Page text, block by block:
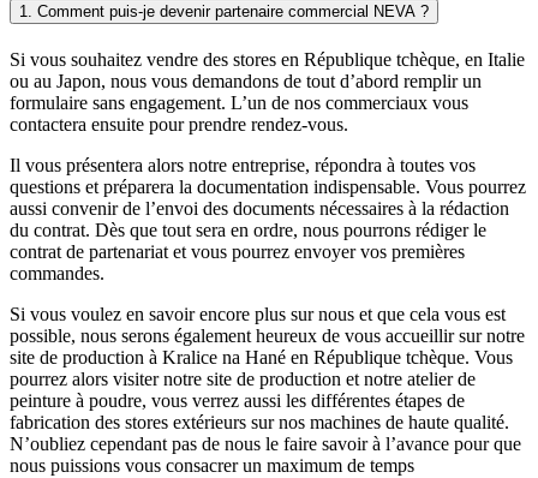
1. Comment puis-je devenir partenaire commercial NEVA ?
Si vous souhaitez vendre des stores en République tchèque, en Italie
ou au Japon, nous vous demandons de tout d’abord remplir un
formulaire sans engagement. L’un de nos commerciaux vous
contactera ensuite pour prendre rendez-vous.
Il vous présentera alors notre entreprise, répondra à toutes vos
questions et préparera la documentation indispensable. Vous pourrez
aussi convenir de l’envoi des documents nécessaires à la rédaction
du contrat. Dès que tout sera en ordre, nous pourrons rédiger le
contrat de partenariat et vous pourrez envoyer vos premières
commandes.
Si vous voulez en savoir encore plus sur nous et que cela vous est
possible, nous serons également heureux de vous accueillir sur notre
site de production à Kralice na Hané en République tchèque. Vous
pourrez alors visiter notre site de production et notre atelier de
peinture à poudre, vous verrez aussi les différentes étapes de
fabrication des stores extérieurs sur nos machines de haute qualité.
N’oubliez cependant pas de nous le faire savoir à l’avance pour que
nous puissions vous consacrer un maximum de temps